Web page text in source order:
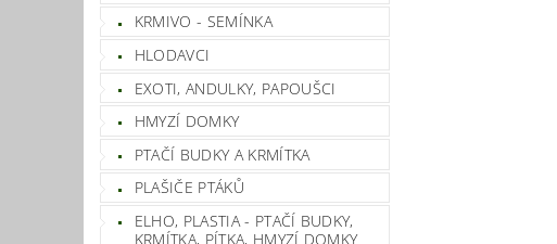
KRMIVO - SEMÍNKA
HLODAVCI
EXOTI, ANDULKY, PAPOUŠCI
HMYZÍ DOMKY
PTAČÍ BUDKY A KRMÍTKA
PLAŠIČE PTÁKŮ
ELHO, PLASTIA - PTAČÍ BUDKY,
KRMÍTKA, PÍTKA, HMYZÍ DOMKY